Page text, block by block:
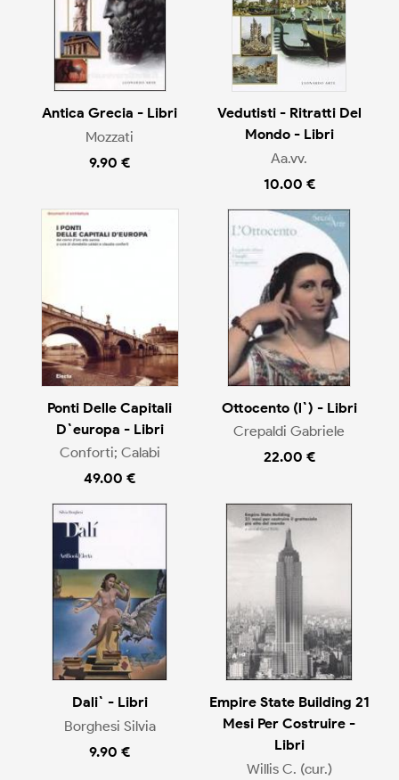
Antica Grecia - Libri
Mozzati
9.90 €
Vedutisti - Ritratti Del
Mondo - Libri
Aa.vv.
10.00 €
Ponti Delle Capitali
D`europa - Libri
Conforti; Calabi
49.00 €
Ottocento (l`) - Libri
Crepaldi Gabriele
22.00 €
Dali` - Libri
Borghesi Silvia
9.90 €
Empire State Building 21
Mesi Per Costruire -
Libri
Willis C. (cur.)